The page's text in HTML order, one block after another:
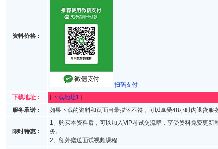
资料价格：
扫码支付
下载地址：
[下载地址1 ]
服务承诺：
如果下载的资料和页面目录描述不符，可以享受48小时内退货服
限时特惠：
1、购买本资料后，可以加入VIP考试交流群，享受资料免费更新
务。
2、额外赠送面试视频课程